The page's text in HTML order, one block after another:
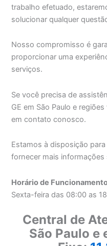
trabalho efetuado,
solucionar qualquer
Nosso compromisso é
proporcionar uma
serviços.
Se você precisa de
GE em São Paulo e
em contato conosco.
Estamos à disposição
fornecer mais
Horário de
Sexta-feira das 08:00 as
Central de
São Paulo e